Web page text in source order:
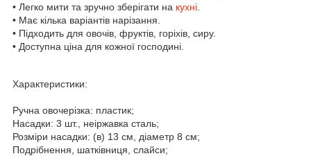
• Легко мити та зручно зберігати на кухні
• Має кілька варіантів нарізання.
• Підходить для овочів, фруктів, горіхів, сиру.
• Доступна ціна для кожної господині.
Характеристики:
Ручна овочерізка: пластик;
Насадки: 3 шт., неіржавка сталь;
Розміри насадки: (в) 13 см, діаметр 8 см;
Подрібнення, шатківниця, слайси;